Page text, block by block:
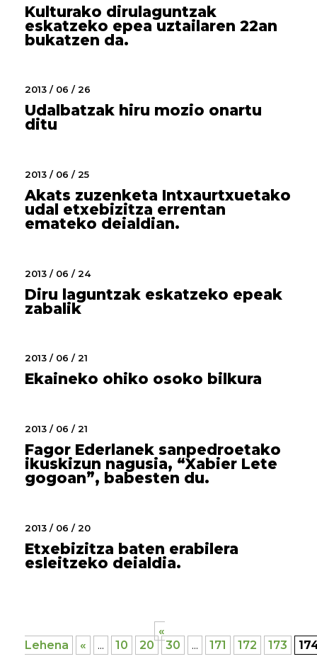
Kulturako dirulaguntzak
eskatzeko epea uztailaren 22an
bukatzen da.
2013 / 06 / 26
Udalbatzak hiru mozio onartu
ditu
2013 / 06 / 25
Akats zuzenketa Intxaurtxuetako
udal etxebizitza errentan
emateko deialdian.
2013 / 06 / 24
Diru laguntzak eskatzeko epeak
zabalik
2013 / 06 / 21
Ekaineko ohiko osoko bilkura
2013 / 06 / 21
Fagor Ederlanek sanpedroetako
ikuskizun nagusia, “Xabier Lete
gogoan”, babesten du.
2013 / 06 / 20
Etxebizitza baten erabilera
esleitzeko deialdia.
«
Lehena
« ... 10 20 30 ... 171 172 173